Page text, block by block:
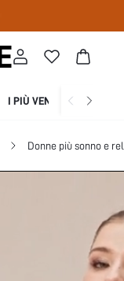
I PIÙ VENDUTI
Donne più sonno e